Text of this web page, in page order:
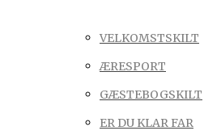
VELKOMSTSKILT
ÆRESPORT
GÆSTEBOGSKILT
ER DU KLAR FAR